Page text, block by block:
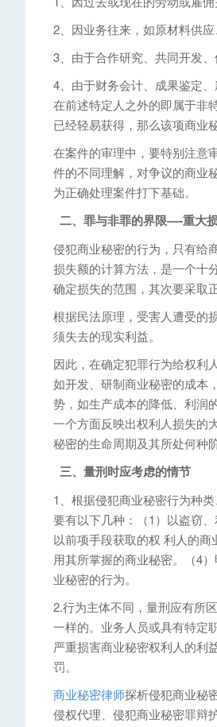
2、因业务往来，如原材料供
3、由于合作研究、共同开发
4、由于财务会计、成果鉴定
在前述特定人之外的即属于非
已经轻易获得，那么该项商业
在案件的审理中，要特别注意
件的不同理解，对争议的商业
为正确处理案件打下基础。
二、罪与非罪的界限—-重大
侵犯商业秘密的行为，只有给
损失额的计算方法，是一个十
确定损失的范围，其次要采取
根据民法原理，受害人遭受的
须失去的现实利益。
因此，在确定犯罪行为给权利
如开发、研制商业秘密的成本
势，如生产成本的降低、利润
一个方面反映出权利人损失的
秘密的生命周期及其所处何种
三、量刑时应考虑的情节
1、根据侵犯商业秘密行为种
要有以下几种：（1）以盗窃
以前项手段获取的权 利人的
用其所掌握的商业秘密。（4
业秘密的行为。
2.行为主体不同，量刑应有所
一样的。业务人员或具有特定
严重损害商业秘密权利人的利
罚。
商业秘密律师探析侵犯商业秘
侵权代理、侵犯商业秘密罪辩